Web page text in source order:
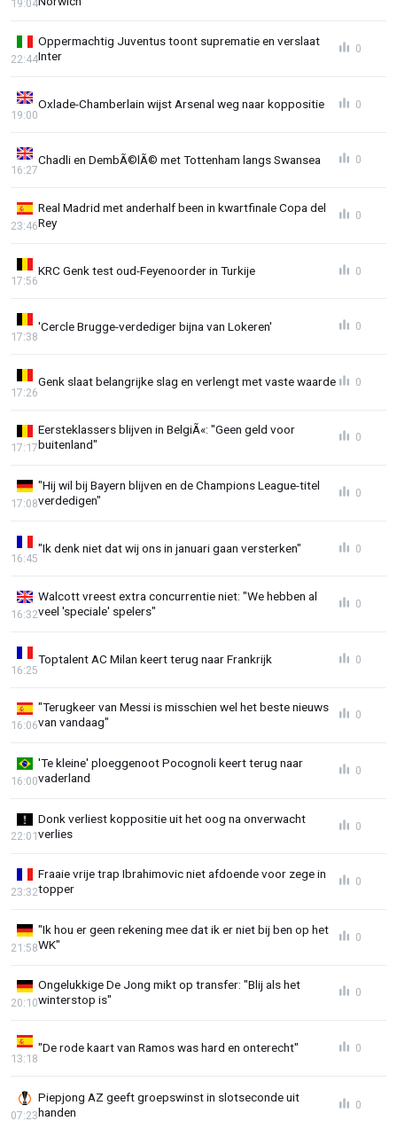
19:04
Oppermachtig Juventus toont suprematie en verslaat
Inter
22:44
0
Oxlade-Chamberlain wijst Arsenal weg naar koppositie
19:00
0
Chadli en DembÃ©lÃ© met Tottenham langs Swansea
16:27
0
Real Madrid met anderhalf been in kwartfinale Copa del
Rey
23:46
0
KRC Genk test oud-Feyenoorder in Turkije
17:56
0
'Cercle Brugge-verdediger bijna van Lokeren'
17:38
0
Genk slaat belangrijke slag en verlengt met vaste waarde
17:26
0
Eersteklassers blijven in BelgiÃ«: "Geen geld voor
buitenland"
17:17
0
"Hij wil bij Bayern blijven en de Champions League-titel
verdedigen"
17:08
0
"Ik denk niet dat wij ons in januari gaan versterken"
16:45
0
Walcott vreest extra concurrentie niet: "We hebben al
veel 'speciale' spelers"
16:32
0
Toptalent AC Milan keert terug naar Frankrijk
16:25
0
"Terugkeer van Messi is misschien wel het beste nieuws
van vandaag"
16:06
0
'Te kleine' ploeggenoot Pocognoli keert terug naar
vaderland
16:00
0
Donk verliest koppositie uit het oog na onverwacht
verlies
22:01
0
Fraaie vrije trap Ibrahimovic niet afdoende voor zege in
topper
23:32
0
"Ik hou er geen rekening mee dat ik er niet bij ben op het
WK"
21:58
0
Ongelukkige De Jong mikt op transfer: "Blij als het
winterstop is"
20:10
0
"De rode kaart van Ramos was hard en onterecht"
13:18
0
Piepjong AZ geeft groepswinst in slotseconde uit
handen
07:23
0